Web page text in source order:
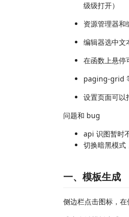
级级打开）
资源管理器和
编辑器选中
在函数上悬停
paging-grid
设置页面可以
问题和 bug
api 识图暂时
切换暗黑模
一、模板生成
侧边栏点击图标，在